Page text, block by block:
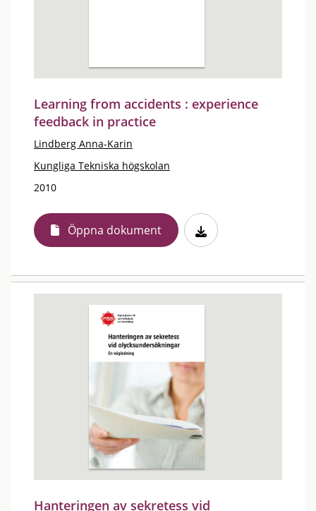
Learning from accidents : experience
feedback in practice
Lindberg Anna-Karin
Kungliga Tekniska högskolan
2010
Öppna dokument
Hanteringen av sekretess vid